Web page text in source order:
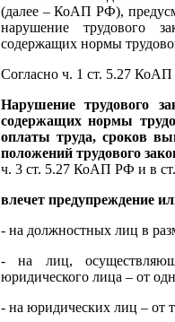
(далее – КоАП РФ),
нарушение трудового
содержащих нормы
Согласно ч. 1 ст. 5.27
Нарушение трудового
содержащих нормы
оплаты труда, сроков
положений трудового
ч. 3 ст. 5.27 КоАП РФ и в
влечет предупреждение
- на должностных лиц в
- на лиц,
юридического лица – от
- на юридических лиц – от